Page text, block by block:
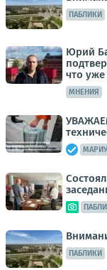
ПАБЛИКИ
Юрий
что уже
МНЕНИЯ
ПАБЛИКИ